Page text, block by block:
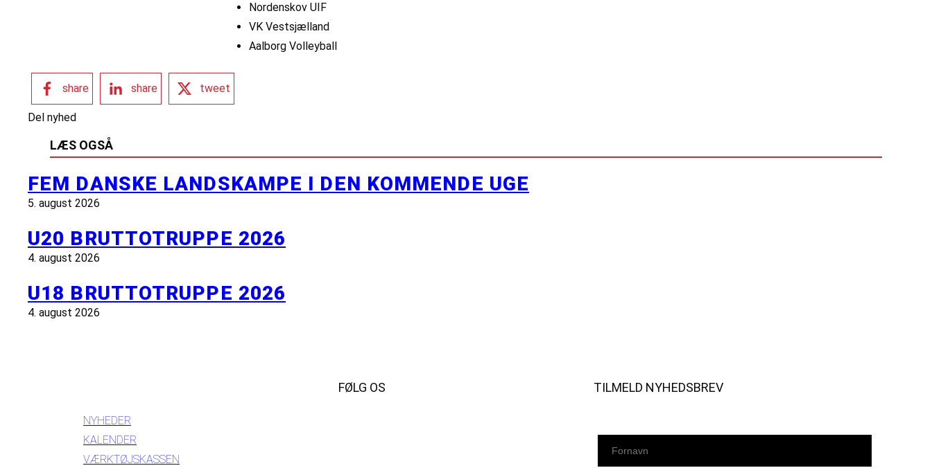
Nordenskov UIF
VK Vestsjælland
Aalborg Volleyball
share share tweet
Del nyhed
LÆS OGSÅ
FEM DANSKE LANDSKAMPE I DEN KOMMENDE UGE
5. august 2026
U20 BRUTTOTRUPPE 2026
4. august 2026
U18 BRUTTOTRUPPE 2026
4. august 2026
NYHEDER
KALENDER
VÆRKTØJSKASSEN
FØLG OS TILMELD NYHEDSBREV